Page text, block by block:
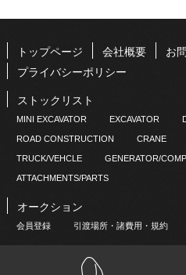
トップページ 会社概要 お
プライバシーポリシー
ストックリスト
MINI EXCAVATOR EXCAVATOR
ROAD CONSTRUCTION CRANE
TRUCK/VEHCLE GENERATOR/
ATTACHMENTS/PARTS
オークション
会員登録 引渡場所・諸費用・規約